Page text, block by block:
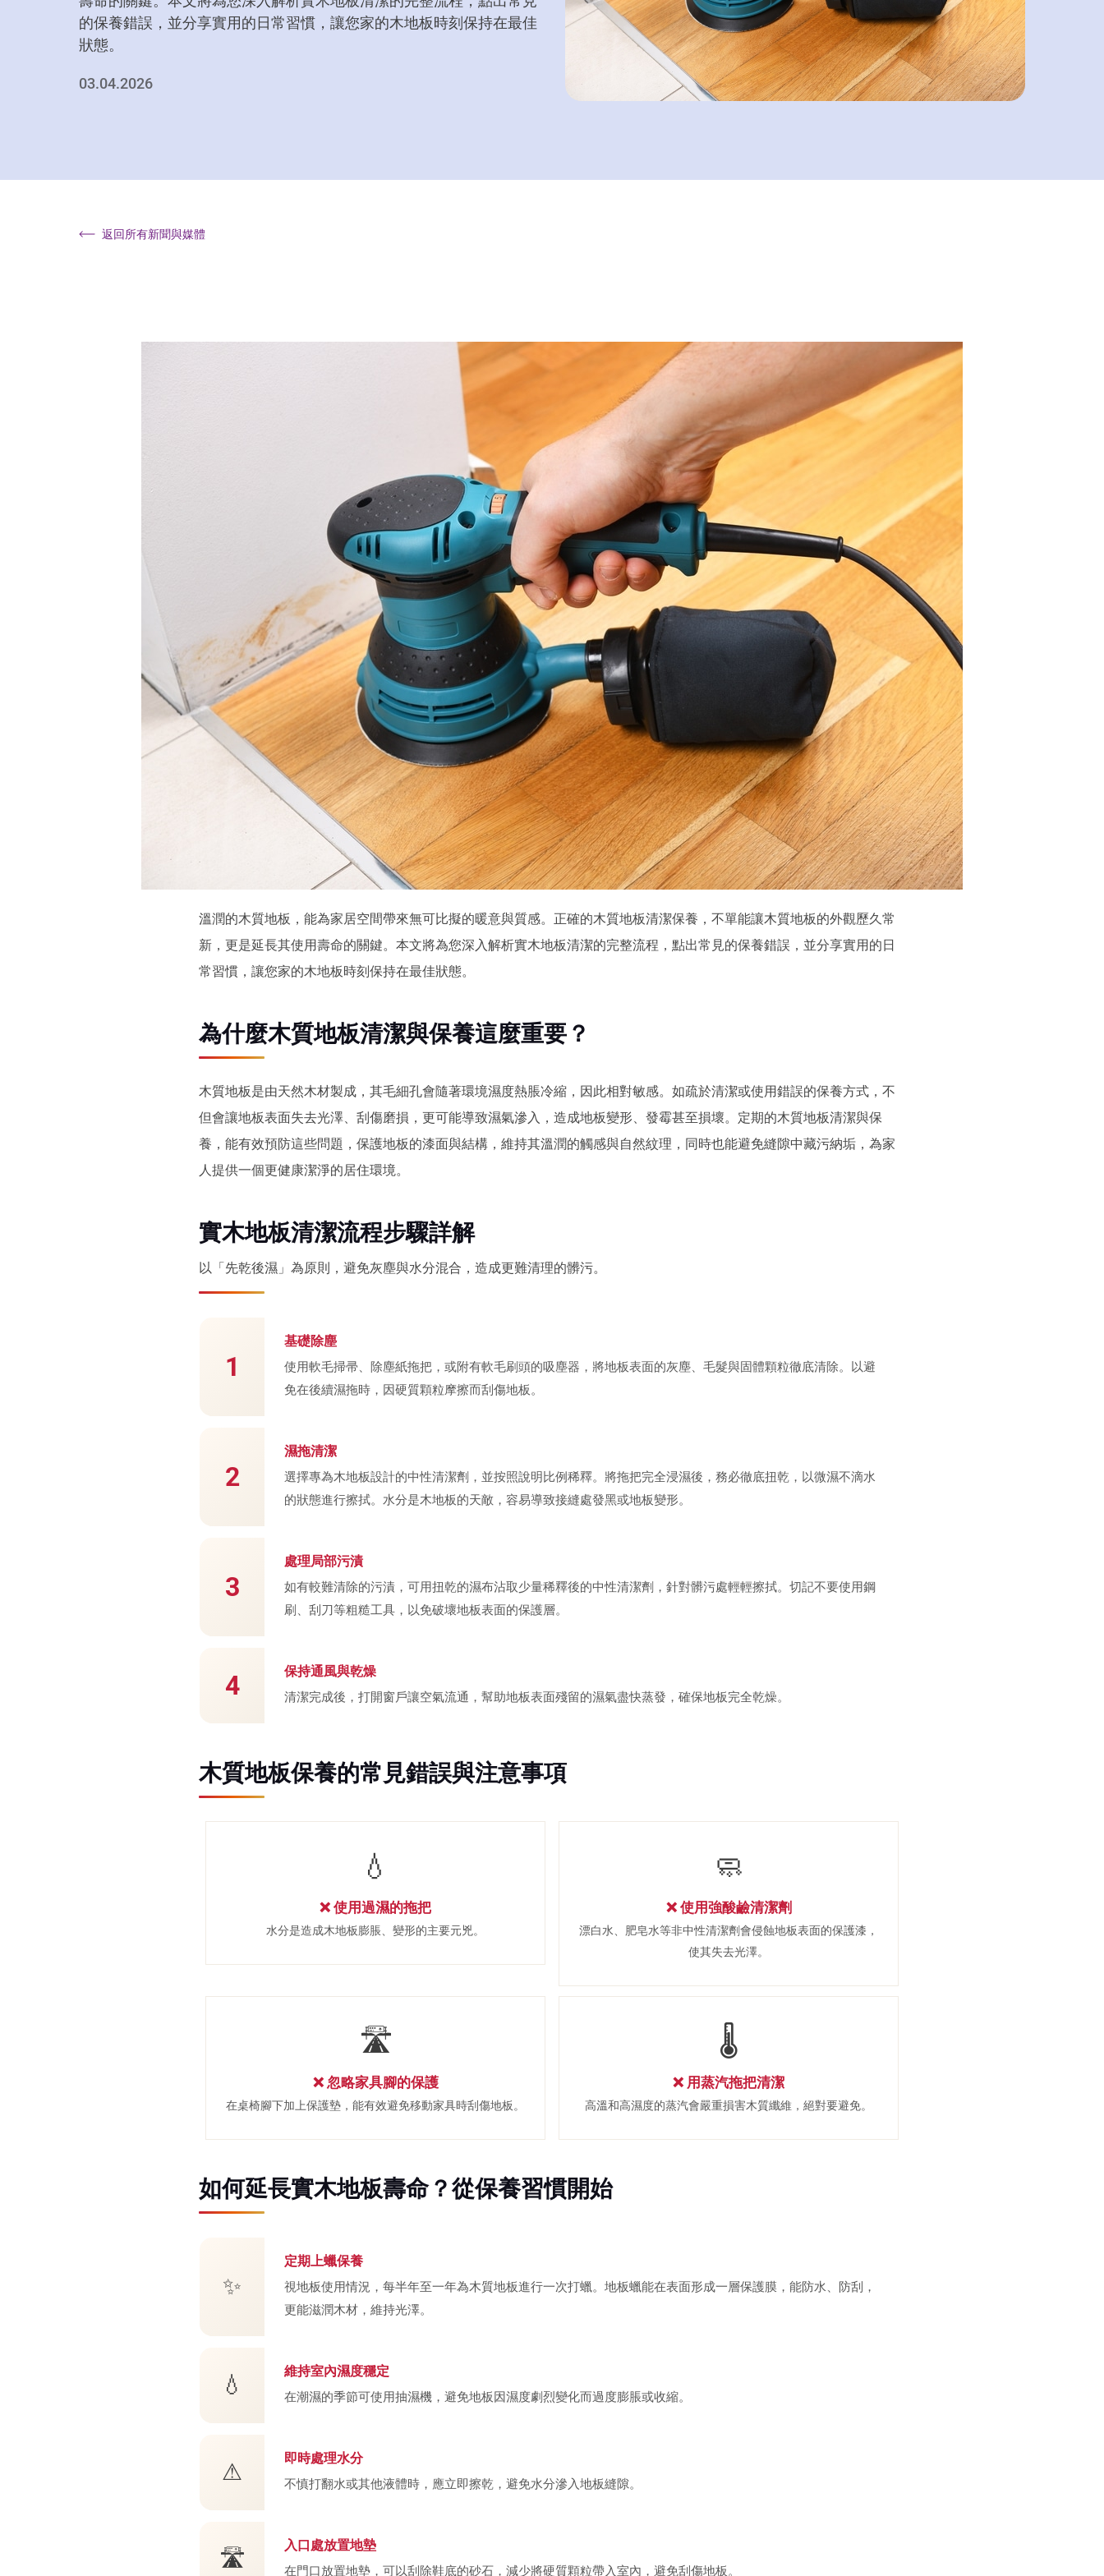
的保養錯誤，並分享實用的日常習慣，讓您家的木地板時刻保持在最佳
狀態。
03.04.2026
返回所有新聞與媒體
溫潤的木質地板，能為家居空間帶來無可比擬的暖意與質感。正確的木質地板清潔保養，不單能讓木質地板的外觀歷久常
新，更是延長其使用壽命的關鍵。本文將為您深入解析實木地板清潔的完整流程，點出常見的保養錯誤，並分享實用的日
常習慣，讓您家的木地板時刻保持在最佳狀態。
為什麼木質地板清潔與保養這麼重要？
木質地板是由天然木材製成，其毛細孔會隨著環境濕度熱脹冷縮，因此相對敏感。如疏於清潔或使用錯誤的保養方式，不
但會讓地板表面失去光澤、刮傷磨損，更可能導致濕氣滲入，造成地板變形、發霉甚至損壞。定期的木質地板清潔與保
養，能有效預防這些問題，保護地板的漆面與結構，維持其溫潤的觸感與自然紋理，同時也能避免縫隙中藏污納垢，為家
人提供一個更健康潔淨的居住環境。
實木地板清潔流程步驟詳解
以「先乾後濕」為原則，避免灰塵與水分混合，造成更難清理的髒污。
1
基礎除塵
使用軟毛掃帚、除塵紙拖把，或附有軟毛刷頭的吸塵器，將地板表面的灰塵、毛髮與固體顆粒徹底清除。以避
免在後續濕拖時，因硬質顆粒摩擦而刮傷地板。
2
濕拖清潔
選擇專為木地板設計的中性清潔劑，並按照說明比例稀釋。將拖把完全浸濕後，務必徹底扭乾，以微濕不滴水
的狀態進行擦拭。水分是木地板的天敵，容易導致接縫處發黑或地板變形。
3
處理局部污漬
如有較難清除的污漬，可用扭乾的濕布沾取少量稀釋後的中性清潔劑，針對髒污處輕輕擦拭。切記不要使用鋼
刷、刮刀等粗糙工具，以免破壞地板表面的保護層。
4 保持通風與乾燥
清潔完成後，打開窗戶讓空氣流通，幫助地板表面殘留的濕氣盡快蒸發，確保地板完全乾燥。
木質地板保養的常見錯誤與注意事項
💧
❌ 使用過濕的拖把
水分是造成木地板膨脹、變形的主要元兇。
🧼
❌ 使用強酸鹼清潔劑
漂白水、肥皂水等非中性清潔劑會侵蝕地板表面的保護漆，
使其失去光澤。
🛣
❌ 忽略家具腳的保護
在桌椅腳下加上保護墊，能有效避免移動家具時刮傷地板。
🌡
❌ 用蒸汽拖把清潔
高溫和高濕度的蒸汽會嚴重損害木質纖維，絕對要避免。
如何延長實木地板壽命？從保養習慣開始
✨
定期上蠟保養
視地板使用情況，每半年至一年為木質地板進行一次打蠟。地板蠟能在表面形成一層保護膜，能防水、防刮，
更能滋潤木材，維持光澤。
💧
維持室內濕度穩定
在潮濕的季節可使用抽濕機，避免地板因濕度劇烈變化而過度膨脹或收縮。
⚠
即時處理水分
不慎打翻水或其他液體時，應立即擦乾，避免水分滲入地板縫隙。
🛣
入口處放置地墊
在門口放置地墊，可以刮除鞋底的砂石，減少將硬質顆粒帶入室內，避免刮傷地板。